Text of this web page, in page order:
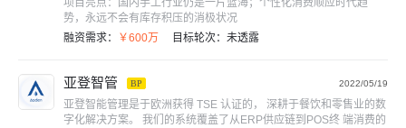
项目亮点：
国内手工行业仍是一片蓝海；个性化消费顺应时代趋
势，永远不会有库存积压的消极状况
融资需求：
￥600万 目标轮次： 未透露
亚登智管 BP 2022/05/19
亚登智能管理是于欧洲获得 TSE 认证的， 深耕于餐饮和零售业的数
字化解决方案。 我们的系统覆盖了从ERP供应链到POS终 端消费的